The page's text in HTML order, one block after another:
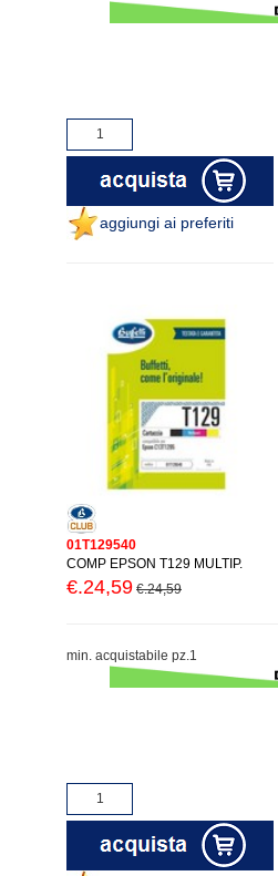
aggiungi ai preferiti
01T129540
COMP EPSON T129 MULTIP.
€.24,59 €.24,59
min. acquistabile pz.1